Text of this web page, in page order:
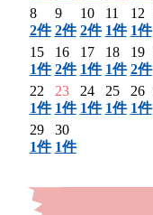
8
2件
9
2件
10
2件
11
1件
12
1件
15
1件
16
2件
17
1件
18
1件
19
2件
22
1件
23
1件
24
1件
25
1件
26
1件
29
1件
30
1件